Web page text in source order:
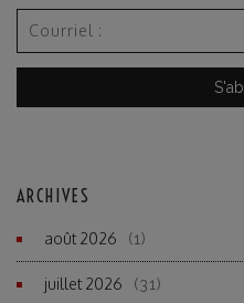
ARCHIVES
août 2026 (1)
juillet 2026 (31)